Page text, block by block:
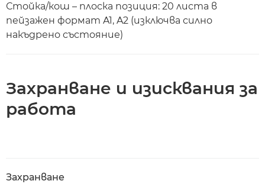
Стойка/кош – плоска позиция: 20 листа в
пейзажен формат A1, A2 (изключва силно
накъдрено състояние)
Захранване и изисквания за
работа
Захранване